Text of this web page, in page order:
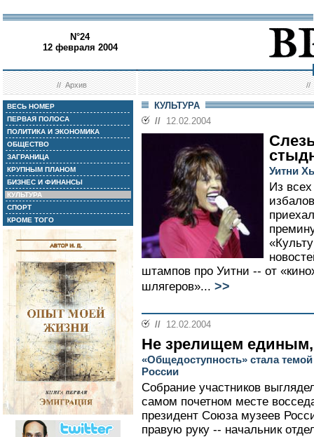
N°24
12 февраля 2004
//Архив //
ВЕСЬ НОМЕР
ПЕРВАЯ ПОЛОСА
ПОЛИТИКА И ЭКОНОМИКА
ОБЩЕСТВО
ЗАГРАНИЦА
КРУПНЫМ ПЛАНОМ
БИЗНЕС И ФИНАНСЫ
КУЛЬТУРА
СПОРТ
КРОМЕ ТОГО
КУЛЬТУРА
// 12.02.2004
Уитни
Из
штампов про Уитни -- от
шлягеров»... >>
// 12.02.2004
Не зрелищем единым,
«Общедоступность» стала
России
Собрание участников
самом почетном месте
президент Союза музеев
правую руку -- начальник